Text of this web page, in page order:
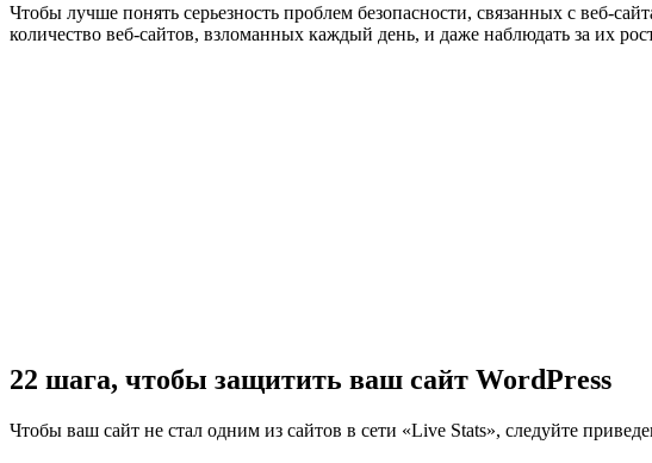
Чтобы лучше понять серьезность проблем безопасности, связанных с веб-
количество веб-сайтов, взломанных каждый день, и даже наблюдать за их
22 шага, чтобы защитить ваш сайт WordPress
Чтобы ваш сайт не стал одним из сайтов в сети «Live Stats», следуйте